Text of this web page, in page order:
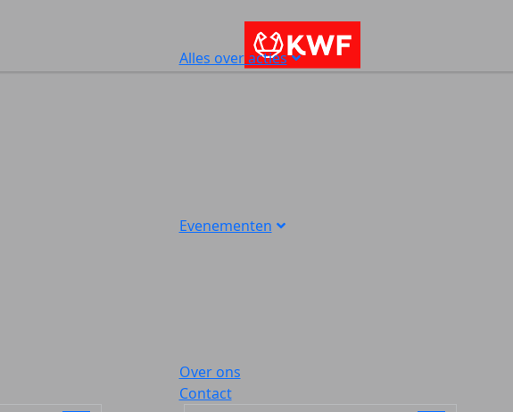
Alles over acties
Evenementen
Over ons
Contact